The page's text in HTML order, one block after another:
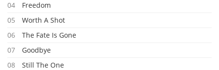
04
Freedom
05
Worth A Shot
06
The Fate Is Gone
07
Goodbye
08
Still The One